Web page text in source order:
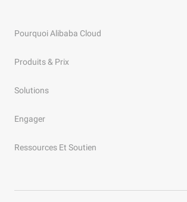
Pourquoi Alibaba Cloud
Produits & Prix
Solutions
Engager
Ressources Et Soutien